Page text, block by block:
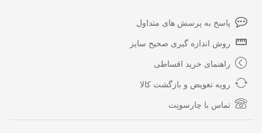
پاسخ به پرسش های متداول
روش اندازه گیری صحیح سایز
راهنمای خرید اقساطی
رویه تعویض و بازگشت کالا
تماس با چارسونِت